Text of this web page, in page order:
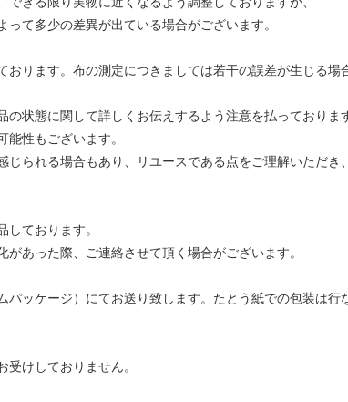
って多少の差異が出ている場合がございます。
おります。布の測定につきましては若干の誤差が生じる場
の状態に関して詳しくお伝えするよう注意を払っておりま
性もございます。
じられる場合もあり、リユースである点をご理解いただき
しております。
があった際、ご連絡させて頂く場合がございます。
パッケージ）にてお送り致します。たとう紙での包装は行
受けしておりません。